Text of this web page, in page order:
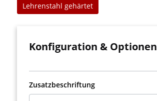
Lehrenstahl gehärtet
Konfiguration & Optionen
Zusatzbeschriftung